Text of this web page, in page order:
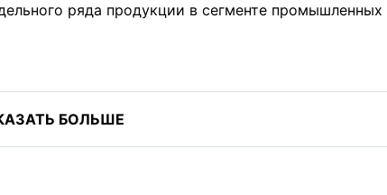
ряда продукции в сегменте промышленных
БОЛЬШЕ